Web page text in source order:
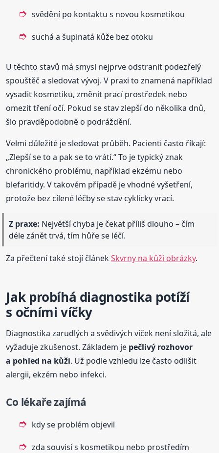
svědění po kontaktu s novou kosmetikou
suchá a šupinatá kůže bez otoku
U těchto stavů má smysl nejprve odstranit podezřelý
spouštěč a sledovat vývoj. V praxi to znamená například
vysadit kosmetiku, změnit prací prostředek nebo
omezit tření očí. Pokud se stav zlepší do několika dnů,
šlo pravděpodobně o podráždění.
Velmi důležité je sledovat průběh. Pacienti často říkají:
„Zlepší se to a pak se to vrátí.“ To je typický znak
chronického problému, například ekzému nebo
blefaritidy. V takovém případě je vhodné vyšetření,
protože bez cílené léčby se stav cyklicky vrací.
Z praxe: Největší chyba je čekat příliš dlouho – čím
déle zánět trvá, tím hůře se léčí.
Za přečtení také stojí článekSkvrny na kůži obrázky.
Jak probíhá diagnostika potíží
s očními víčky
Diagnostika zarudlých a svědivých víček není složitá, ale
vyžaduje zkušenost. Základem je pečlivý rozhovor
a pohled na kůži. Už podle vzhledu lze často odlišit
alergii, ekzém nebo infekci.
Co lékaře zajímá
kdy se problém objevil
zda souvisí s kosmetikou nebo prostředím